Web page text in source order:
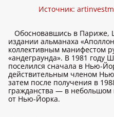
Источник:
Обосновавшись в Париже,
издании альманаха
коллективным манифестом
«андеграунда». В 1981
поселился сначала в Нью-
действительным членом
затем после получения в
гражданства — в небольшом
от Нью-Йорка.